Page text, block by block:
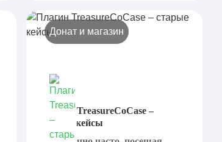
Донат и магазин
Плагин TreasureCoCase –
старые кейсы